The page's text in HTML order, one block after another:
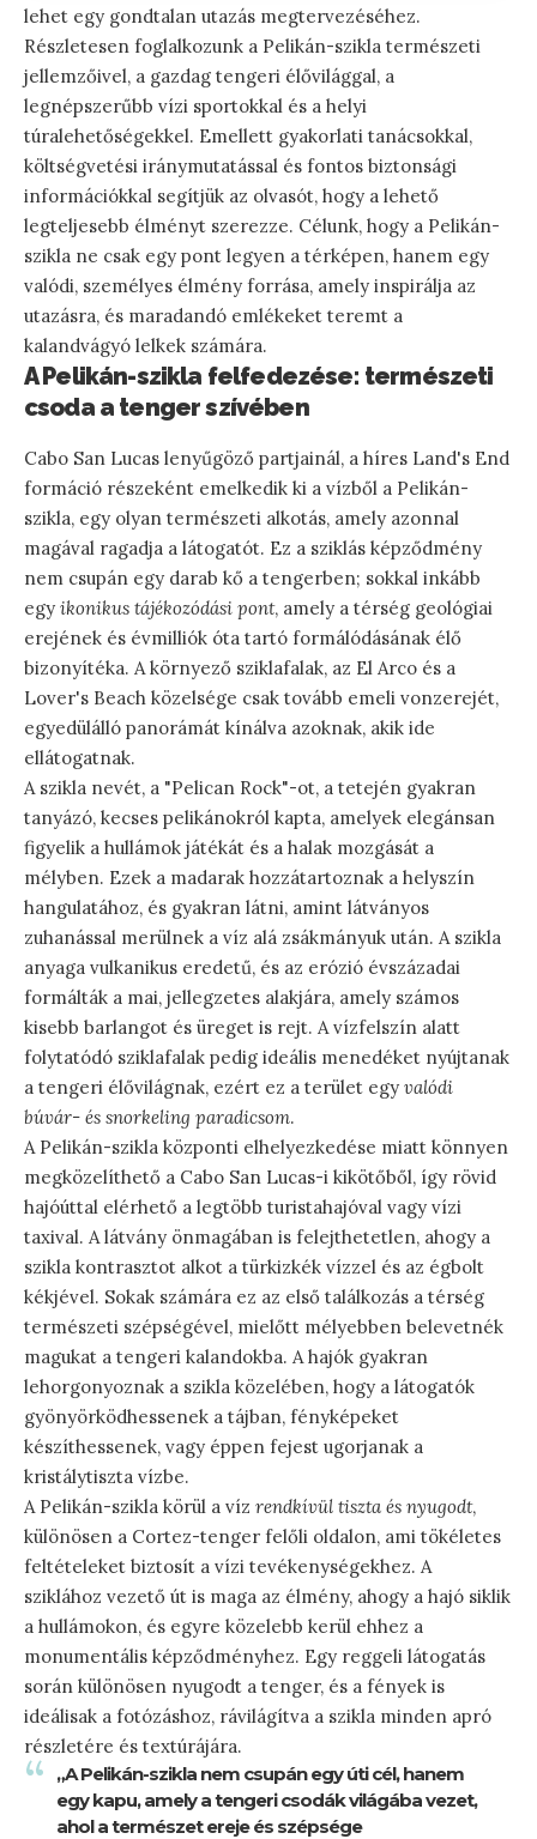
lehet egy gondtalan utazás megtervezéséhez.
Részletesen foglalkozunk a Pelikán-szikla természeti
jellemzőivel, a gazdag tengeri élővilággal, a
legnépszerűbb vízi sportokkal és a helyi
túralehetőségekkel. Emellett gyakorlati tanácsokkal,
költségvetési iránymutatással és fontos biztonsági
információkkal segítjük az olvasót, hogy a lehető
legteljesebb élményt szerezze. Célunk, hogy a Pelikán-
szikla ne csak egy pont legyen a térképen, hanem egy
valódi, személyes élmény forrása, amely inspirálja az
utazásra, és maradandó emlékeket teremt a
kalandvágyó lelkek számára.
A Pelikán-szikla felfedezése: természeti
csoda a tenger szívében
Cabo San Lucas lenyűgöző partjainál, a híres Land's End
formáció részeként emelkedik ki a vízből a Pelikán-
szikla, egy olyan természeti alkotás, amely azonnal
magával ragadja a látogatót. Ez a sziklás képződmény
nem csupán egy darab kő a tengerben; sokkal inkább
egy ikonikus tájékozódási pont, amely a térség geológiai
erejének és évmilliók óta tartó formálódásának élő
bizonyítéka. A környező sziklafalak, az El Arco és a
Lover's Beach közelsége csak tovább emeli vonzerejét,
egyedülálló panorámát kínálva azoknak, akik ide
ellátogatnak.
A szikla nevét, a "Pelican Rock"-ot, a tetején gyakran
tanyázó, kecses pelikánokról kapta, amelyek elegánsan
figyelik a hullámok játékát és a halak mozgását a
mélyben. Ezek a madarak hozzátartoznak a helyszín
hangulatához, és gyakran látni, amint látványos
zuhanással merülnek a víz alá zsákmányuk után. A szikla
anyaga vulkanikus eredetű, és az erózió évszázadai
formálták a mai, jellegzetes alakjára, amely számos
kisebb barlangot és üreget is rejt. A vízfelszín alatt
folytatódó sziklafalak pedig ideális menedéket nyújtanak
a tengeri élővilágnak, ezért ez a terület egy valódi
búvár- és snorkeling paradicsom.
A Pelikán-szikla központi elhelyezkedése miatt könnyen
megközelíthető a Cabo San Lucas-i kikötőből, így rövid
hajóúttal elérhető a legtöbb turistahajóval vagy vízi
taxival. A látvány önmagában is felejthetetlen, ahogy a
szikla kontrasztot alkot a türkizkék vízzel és az égbolt
kékjével. Sokak számára ez az első találkozás a térség
természeti szépségével, mielőtt mélyebben belevetnék
magukat a tengeri kalandokba. A hajók gyakran
lehorgonyoznak a szikla közelében, hogy a látogatók
gyönyörködhessenek a tájban, fényképeket
készíthessenek, vagy éppen fejest ugorjanak a
kristálytiszta vízbe.
A Pelikán-szikla körül a víz rendkívül tiszta és nyugodt,
különösen a Cortez-tenger felőli oldalon, ami tökéletes
feltételeket biztosít a vízi tevékenységekhez. A
sziklához vezető út is maga az élmény, ahogy a hajó siklik
a hullámokon, és egyre közelebb kerül ehhez a
monumentális képződményhez. Egy reggeli látogatás
során különösen nyugodt a tenger, és a fények is
ideálisak a fotózáshoz, rávilágítva a szikla minden apró
részletére és textúrájára.
„A Pelikán-szikla nem csupán egy úti cél, hanem
egy kapu, amely a tengeri csodák világába vezet,
ahol a természet ereje és szépsége